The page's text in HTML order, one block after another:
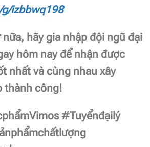
izbbwq198
hãy gia nhập đội ngũ đại
hôm nay để nhận được
nhất và cùng nhau xây
thành công!
#Tuyểnđạilý